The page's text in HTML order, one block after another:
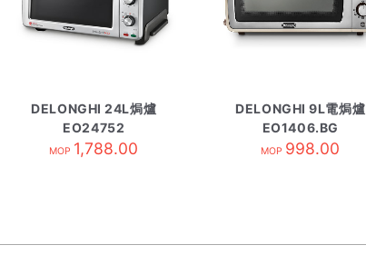
DELONGHI 24L焗爐
EO24752
MOP 1,788.00
DELONGHI 9L電焗爐
EO1406.BG
MOP 998.00